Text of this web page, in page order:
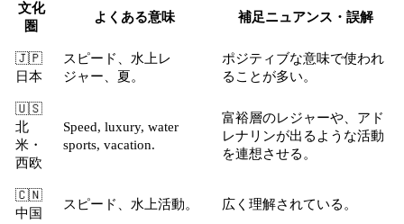
文化
圏
よくある意味 補足ニュアンス・誤解
🇯🇵
日本
スピード、水上レ
ジャー、夏。
ポジティブな意味で使われ
ることが多い。
🇺🇸
北
米・
西欧
Speed, luxury, water
sports, vacation.
富裕層のレジャーや、アド
レナリンが出るような活動
を連想させる。
🇨🇳
中国
スピード、水上活動。 広く理解されている。